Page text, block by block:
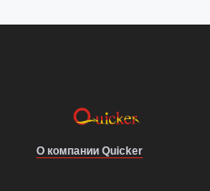
О компании Quicker